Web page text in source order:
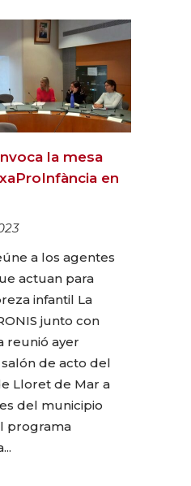
la mesa
en
a los agentes
actuan para
infantil La
junto con
reunió ayer
de acto del
Lloret de Mar a
del municipio
programa